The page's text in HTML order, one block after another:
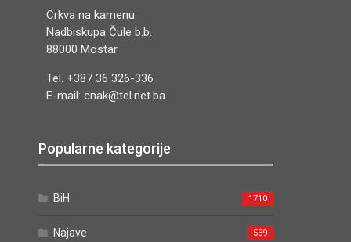
Crkva na kamenu
Nadbiskupa Čule b.b.
88000 Mostar
Tel. +387 36 326-336
E-mail: cnak@tel.net.ba
Popularne kategorije
BiH 1710
Najave 539